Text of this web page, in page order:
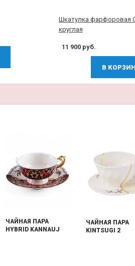
Шкатулка фарфоровая
круглая
11 900 руб.
В
ЧАЙНАЯ ПАРА
HYBRID KANNAUJ
ЧАЙНАЯ ПАРА
KINTSUGI 2